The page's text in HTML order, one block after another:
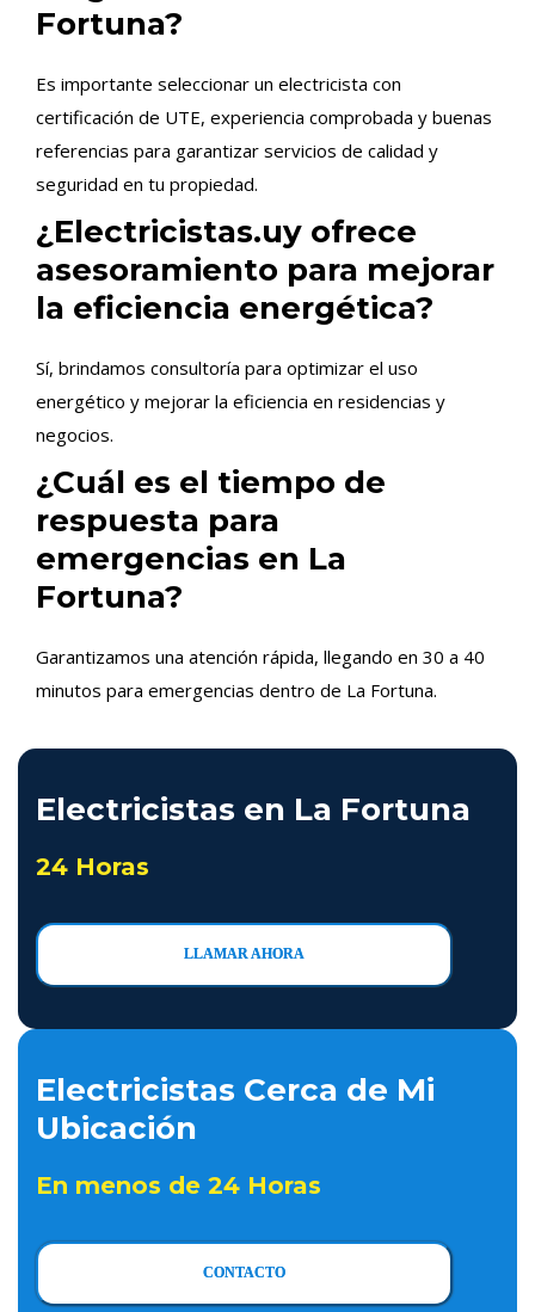
Fortuna?
Es importante seleccionar un electricista con
certificación de UTE, experiencia comprobada y buenas
referencias para garantizar servicios de calidad y
seguridad en tu propiedad.
¿Electricistas.uy ofrece
asesoramiento para mejorar
la eficiencia energética?
Sí, brindamos consultoría para optimizar el uso
energético y mejorar la eficiencia en residencias y
negocios.
¿Cuál es el tiempo de
respuesta para
emergencias en La
Fortuna?
Garantizamos una atención rápida, llegando en 30 a 40
minutos para emergencias dentro de La Fortuna.
Electricistas en La Fortuna
24 Horas
LLAMAR AHORA
Electricistas Cerca de Mi
Ubicación
En menos de 24 Horas
CONTACTO